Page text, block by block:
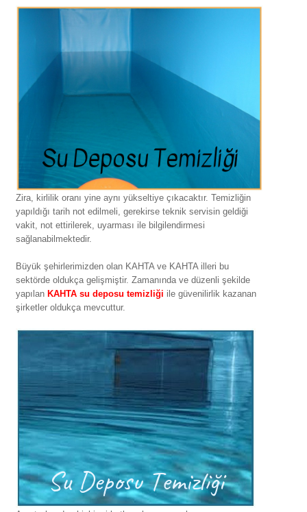
Zira, kirlilik oranı yine aynı yükseltiye çıkacaktır. Temizliğin
yapıldığı tarih not edilmeli, gerekirse teknik servisin geldiği
vakit, not ettirilerek, uyarması ile bilgilendirmesi
sağlanabilmektedir.
Büyük şehirlerimizden olan KAHTA ve KAHTA illeri bu
sektörde oldukça gelişmiştir. Zamanında ve düzenli şekilde
yapılan KAHTA su deposu temizliği ile güvenilirlik kazanan
şirketler oldukça mevcuttur.